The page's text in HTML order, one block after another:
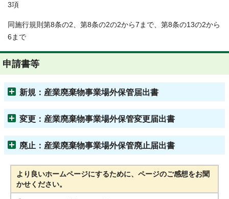
3項
同施行規則第8条の2、第8条の2の2から7まで、第8条の13の2から
6まで
申請書等
新規：産業廃棄物事業場外保管届出書
変更：産業廃棄物事業場外保管変更届出書
廃止：産業廃棄物事業場外保管廃止届出書
より良いホームページにするために、ページのご感想をお聞
かせください。